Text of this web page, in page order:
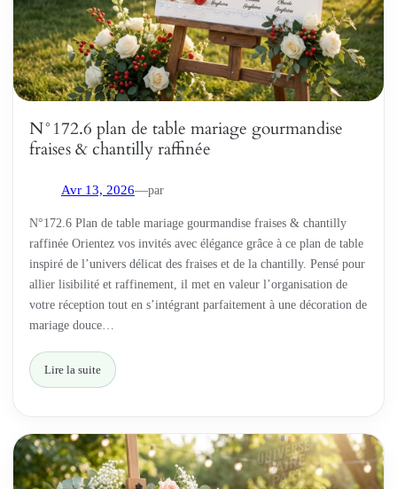
N°172.6 plan de table mariage gourmandise
fraises & chantilly raffinée
Avr 13, 2026—par
N°172.6 Plan de table mariage gourmandise fraises & chantilly
raffinée Orientez vos invités avec élégance grâce à ce plan de table
inspiré de l’univers délicat des fraises et de la chantilly. Pensé pour
allier lisibilité et raffinement, il met en valeur l’organisation de
votre réception tout en s’intégrant parfaitement à une décoration de
mariage douce…
Lire la suite